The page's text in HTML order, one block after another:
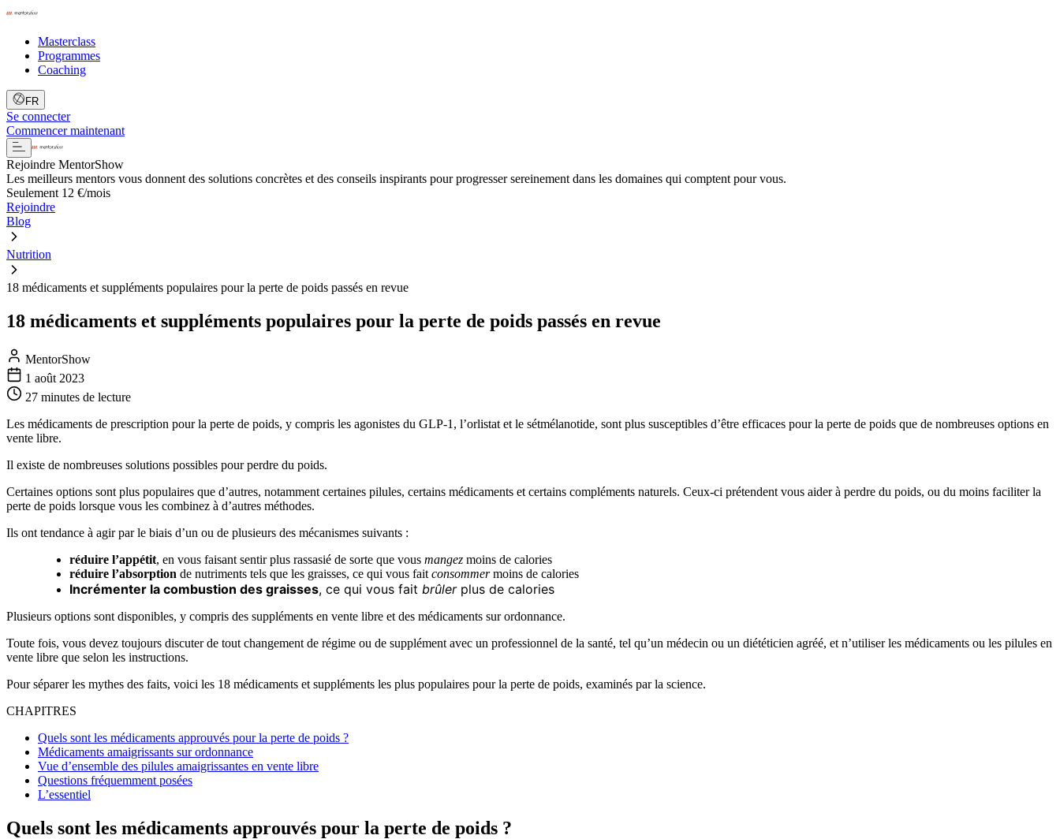
Masterclass
Programmes
Coaching
FR
Se connecter
Commencer maintenant
Rejoindre MentorShow
Les meilleurs mentors vous donnent des solutions concrètes et des conseils inspirants pour progresser sereinement dans les domaines qui comptent pour vous.
Seulement 12 €/mois
Rejoindre
Blog
Nutrition
18 médicaments et suppléments populaires pour la perte de poids passés en revue
18 médicaments et suppléments populaires pour la perte de poids passés en revue
MentorShow
1 août 2023
27 minutes de lecture
Les médicaments de prescription pour la perte de poids, y compris les agonistes du GLP-1, l’orlistat et le sétmélanotide, sont plus susceptibles d’être efficaces pour la perte de poids que de nombreuses options en
vente libre.
Il existe de nombreuses solutions possibles pour perdre du poids.
Certaines options sont plus populaires que d’autres, notamment certaines pilules, certains médicaments et certains compléments naturels. Ceux-ci prétendent vous aider à perdre du poids, ou du moins faciliter la
perte de poids lorsque vous les combinez à d’autres méthodes.
Ils ont tendance à agir par le biais d’un ou de plusieurs des mécanismes suivants :
réduire l’appétit, en vous faisant sentir plus rassasié de sorte que vous mangez moins de calories
réduire l’absorption de nutriments tels que les graisses, ce qui vous fait consommermoins de calories
Incrémenter la combustion des graisses, ce qui vous fait brûlerplus de calories
Plusieurs options sont disponibles, y compris des suppléments en vente libre et des médicaments sur ordonnance.
Toute fois, vous devez toujours discuter de tout changement de régime ou de supplément avec un professionnel de la santé, tel qu’un médecin ou un diététicien agréé, et n’utiliser les médicaments ou les pilules en
vente libre que selon les instructions.
Pour séparer les mythes des faits, voici les 18 médicaments et suppléments les plus populaires pour la perte de poids, examinés par la science.
CHAPITRES
Quels sont les médicaments approuvés pour la perte de poids ?
Médicaments amaigrissants sur ordonnance
Vue d’ensemble des pilules amaigrissantes en vente libre
Questions fréquemment posées
L’essentiel
Quels sont les médicaments approuvés pour la perte de poids ?